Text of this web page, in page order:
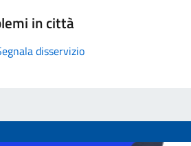
in città
disservizio